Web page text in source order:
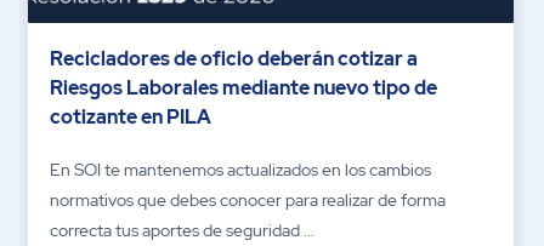
Recicladores de oficio deberán cotizar a
Riesgos Laborales mediante nuevo tipo de
cotizante en PILA
En SOI te mantenemos actualizados en los cambios
normativos que debes conocer para realizar de forma
correcta tus aportes de seguridad ...